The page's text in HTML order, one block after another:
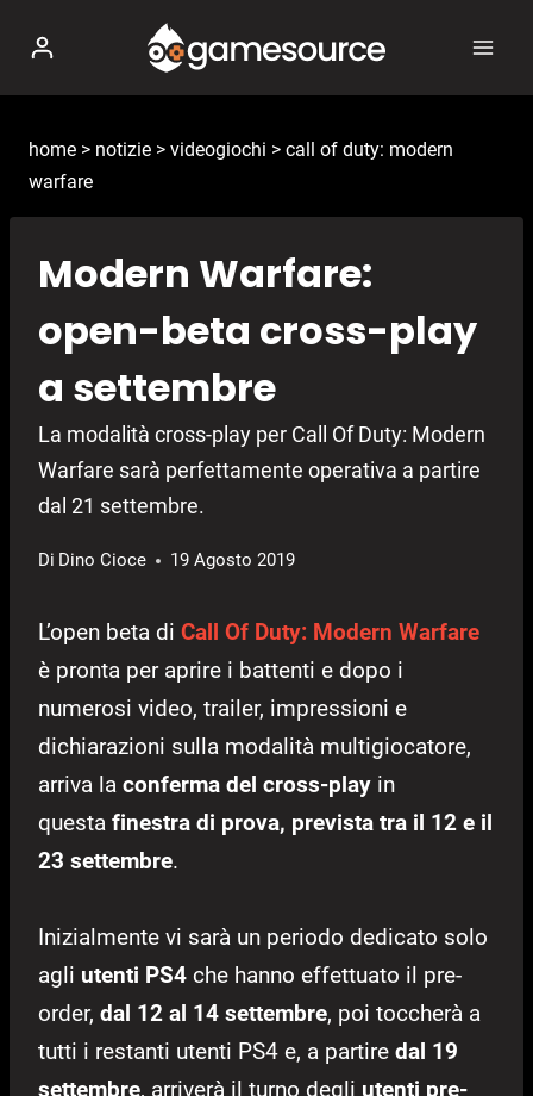
contenuto
home > notizie > videogiochi > call of duty: modern
warfare
Modern Warfare:
open-beta cross-play
a settembre
La modalità cross-play per Call Of Duty: Modern
Warfare sarà perfettamente operativa a partire
dal 21 settembre.
Di Dino Cioce 19 Agosto 2019
L’open beta di Call Of Duty: Modern Warfare
è pronta per aprire i battenti e dopo i
numerosi video, trailer, impressioni e
dichiarazioni sulla modalità multigiocatore,
arriva la conferma del cross-play in
questa finestra di prova, prevista tra il 12 e il
23 settembre.
Inizialmente vi sarà un periodo dedicato solo
agli utenti PS4 che hanno effettuato il pre-
order, dal 12 al 14 settembre, poi toccherà a
tutti i restanti utenti PS4 e, a partire dal 19
settembre, arriverà il turno degli utenti pre-